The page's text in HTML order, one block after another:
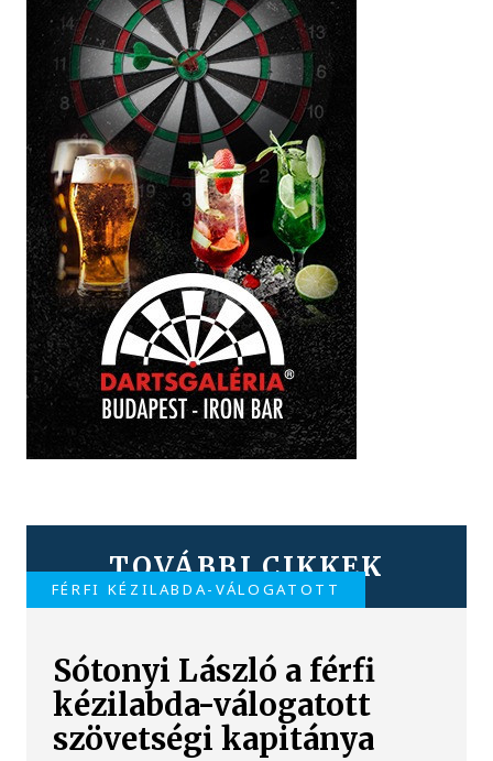
TOVÁBBI CIKKEK
FÉRFI KÉZILABDA-VÁLOGATOTT
Sótonyi László a férfi
kézilabda-válogatott
szövetségi kapitánya